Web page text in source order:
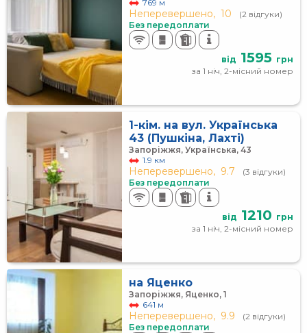
769 м
Неперевершено, 10
(2 відгуки)
Без передоплати
від 1595 грн
за 1 ніч, 2-місний номер
1-кім. на вул. Українська
43 (Пушкіна, Лахті)
Запоріжжя, Українська, 43
1.9 км
Неперевершено, 9.7
(3 відгуки)
Без передоплати
від 1210 грн
за 1 ніч, 2-місний номер
на Яценко
Запоріжжя, Яценко, 1
641 м
Неперевершено, 9.9
(2 відгуки)
Без передоплати